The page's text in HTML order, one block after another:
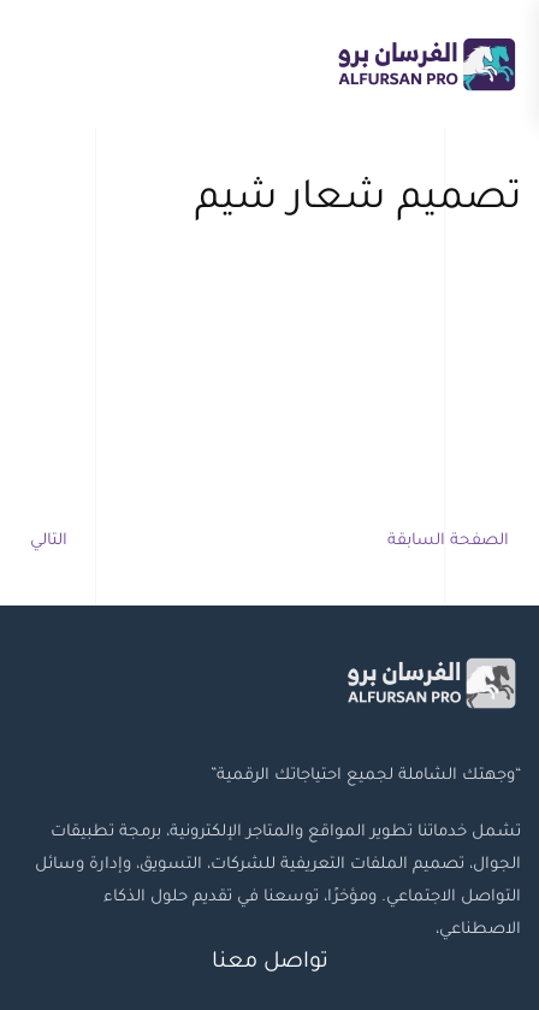
Skip
to
تصميم شعار شيم
الصفحة السابقة التالي
“وجهتك الشاملة لجميع احتياجاتك الرقمية”
تشمل خدماتنا تطوير المواقع والمتاجر الإلكترونية، برمجة تطبيقات
الجوال، تصميم الملفات التعريفية للشركات، التسويق، وإدارة وسائل
التواصل الاجتماعي. ومؤخرًا، توسعنا في تقديم حلول الذكاء
الاصطناعي،
تواصل معنا